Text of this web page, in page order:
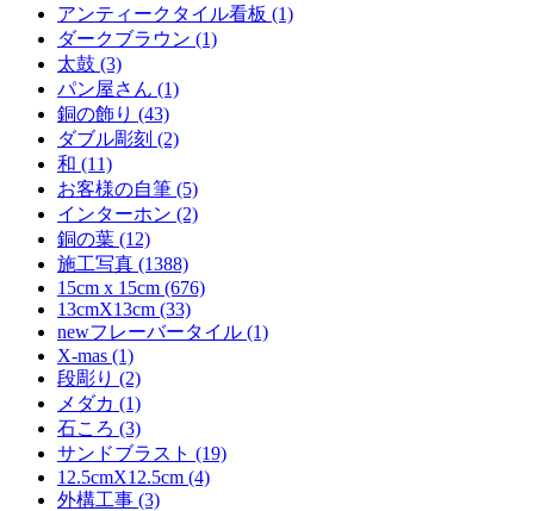
アンティークタイル看板 (1)
ダークブラウン (1)
太鼓 (3)
パン屋さん (1)
銅の飾り (43)
ダブル彫刻 (2)
和 (11)
お客様の自筆 (5)
インターホン (2)
銅の葉 (12)
施工写真 (1388)
15cm x 15cm (676)
13cmX13cm (33)
newフレーバータイル (1)
X-mas (1)
段彫り (2)
メダカ (1)
石ころ (3)
サンドブラスト (19)
12.5cmX12.5cm (4)
外構工事 (3)